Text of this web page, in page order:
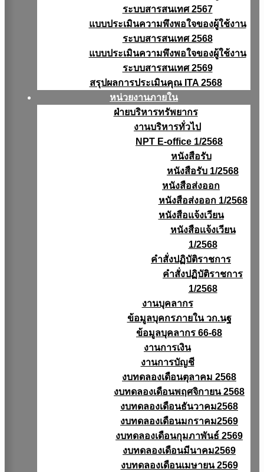
ระบบสารสนเทศ 2567
แบบประเมินความพึงพอใจของผู้ใช้งาน
ระบบสารสนเทศ 2568
แบบประเมินความพึงพอใจของผู้ใช้งาน
ระบบสารสนเทศ 2569
สรุปผลการประเมินคุณ ITA 2568
หน่วยงานภายใน
ฝ่ายบริหารทรัพยากร
งานบริหารทั่วไป
NPT E-office 1/2568
หนังสือรับ
หนังสือรับ 1/2568
หนังสือส่งออก
หนังสือส่งออก 1/2568
หนังสือแจ้งเวียน
หนังสือเเจ้งเวียน
1/2568
คำสั่งปฏิบัติราชการ
คำสั่งปฏิบัติราชการ
1/2568
งานบุคลากร
ข้อมูลบุคกรภายใน วก.นฐ
ข้อมูลบุคลากร 66-68
งานการเงิน
งานการบัญชี
งบทดลองเดือนตุลาคม 2568
งบทดลองเดือนพฤศจิกายน 2568
งบทดลองเดือนธันวาคม2568
งบทดลองเดือนมกราคม2569
งบทดลองเดือนกุมภาพันธ์ 2569
งบทดลองเดือนมีนาคม2569
งบทดลองเดือนเมษายน 2569